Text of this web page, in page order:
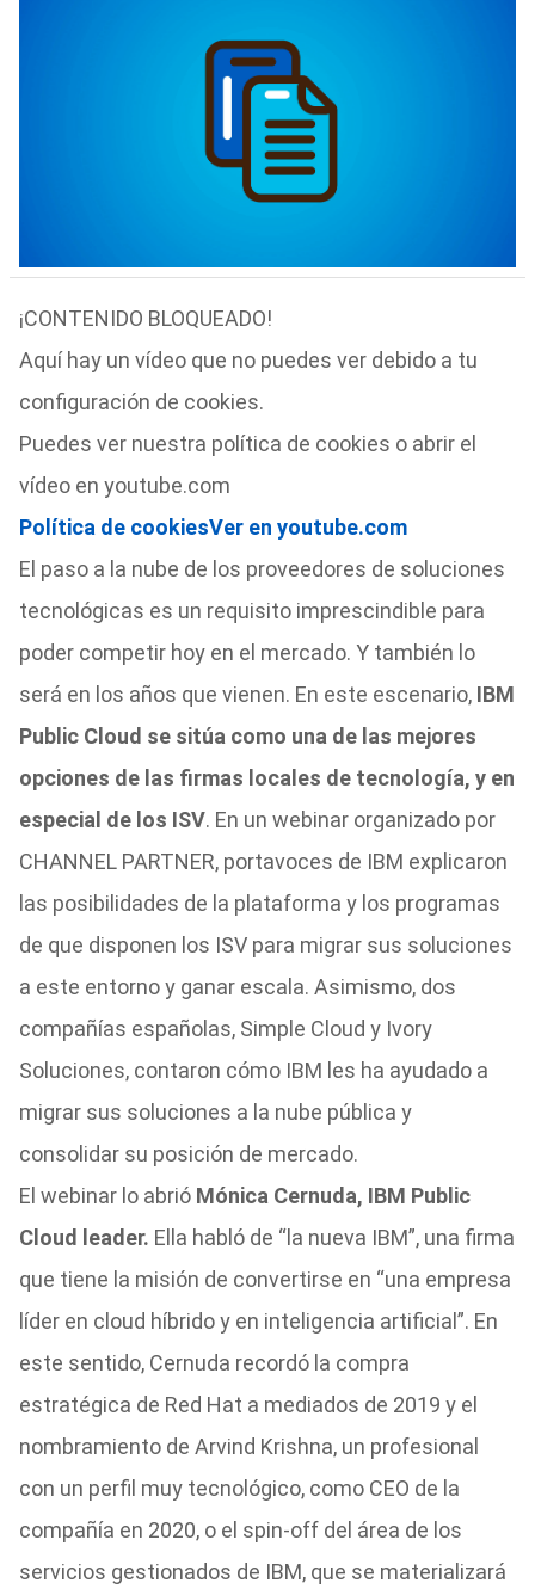
¡CONTENIDO BLOQUEADO!
Aquí hay un vídeo que no puedes ver debido a tu
configuración de cookies.
Puedes ver nuestra política de cookies o abrir el
vídeo en youtube.com
Política de cookiesVer en youtube.com
El paso a la nube de los proveedores de soluciones
tecnológicas es un requisito imprescindible para
poder competir hoy en el mercado. Y también lo
será en los años que vienen. En este escenario, IBM
Public Cloud se sitúa como una de las mejores
opciones de las firmas locales de tecnología, y en
especial de los ISV. En un webinar organizado por
CHANNEL PARTNER, portavoces de IBM explicaron
las posibilidades de la plataforma y los programas
de que disponen los ISV para migrar sus soluciones
a este entorno y ganar escala. Asimismo, dos
compañías españolas, Simple Cloud y Ivory
Soluciones, contaron cómo IBM les ha ayudado a
migrar sus soluciones a la nube pública y
consolidar su posición de mercado.
El webinar lo abrió Mónica Cernuda, IBM Public
Cloud leader. Ella habló de “la nueva IBM”, una firma
que tiene la misión de convertirse en “una empresa
líder en cloud híbrido y en inteligencia artificial”. En
este sentido, Cernuda recordó la compra
estratégica de Red Hat a mediados de 2019 y el
nombramiento de Arvind Krishna, un profesional
con un perfil muy tecnológico, como CEO de la
compañía en 2020, o el spin-off del área de los
servicios gestionados de IBM, que se materializará